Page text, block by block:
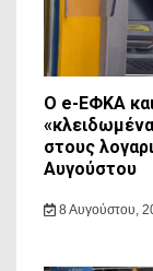
Ο e-ΕΦΚΑ
στους
Αυγούστου
8 Αυγούστου,